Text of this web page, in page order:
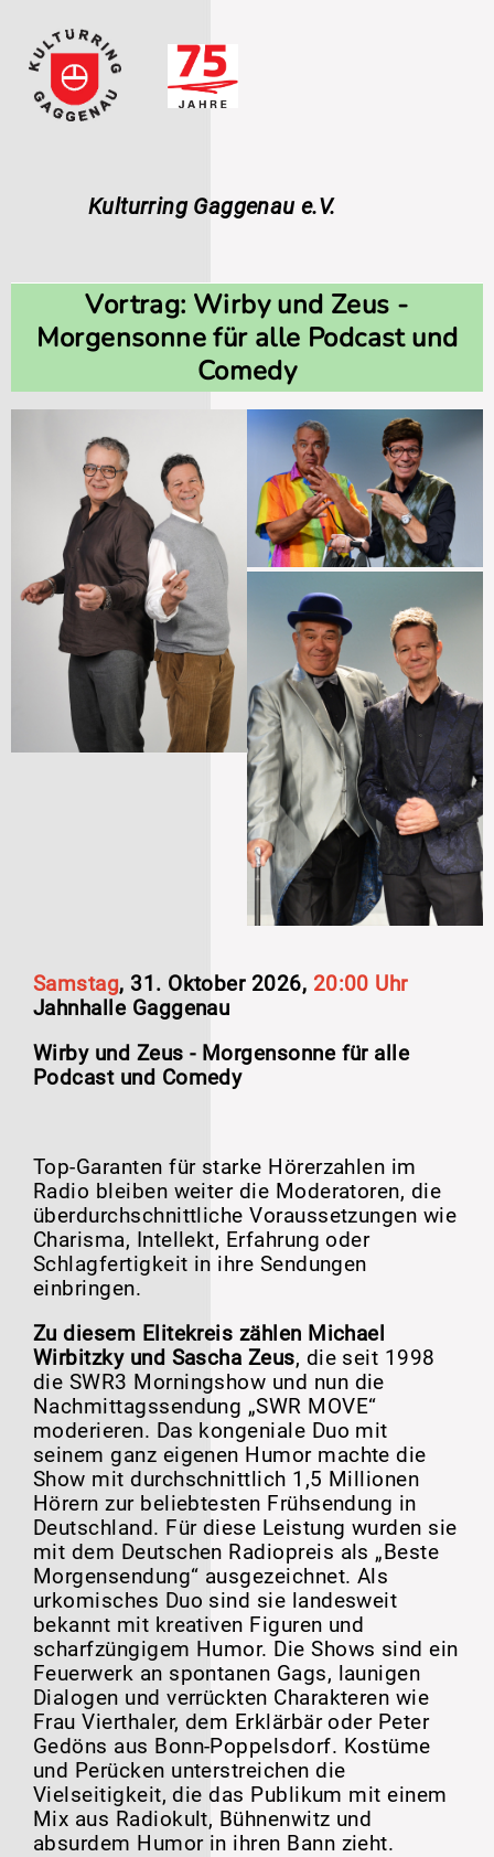
Kulturring Gaggenau e.V.
Vortrag: Wirby und Zeus -
Morgensonne für alle Podcast und
Comedy
Samstag, 31. Oktober 2026, 20:00 Uhr
Jahnhalle Gaggenau
Wirby und Zeus - Morgensonne für alle
Podcast und Comedy
Top-Garanten für starke Hörerzahlen im
Radio bleiben weiter die Moderatoren, die
überdurchschnittliche Voraussetzungen wie
Charisma, Intellekt, Erfahrung oder
Schlagfertigkeit in ihre Sendungen
einbringen.
Zu diesem Elitekreis zählen Michael
Wirbitzky und Sascha Zeus, die seit 1998
die SWR3 Morningshow und nun die
Nachmittagssendung „SWR MOVE“
moderieren. Das kongeniale Duo mit
seinem ganz eigenen Humor machte die
Show mit durchschnittlich 1,5 Millionen
Hörern zur beliebtesten Frühsendung in
Deutschland. Für diese Leistung wurden sie
mit dem Deutschen Radiopreis als „Beste
Morgensendung“ ausgezeichnet. Als
urkomisches Duo sind sie landesweit
bekannt mit kreativen Figuren und
scharfzüngigem Humor. Die Shows sind ein
Feuerwerk an spontanen Gags, launigen
Dialogen und verrückten Charakteren wie
Frau Vierthaler, dem Erklärbär oder Peter
Gedöns aus Bonn-Poppelsdorf. Kostüme
und Perücken unterstreichen die
Vielseitigkeit, die das Publikum mit einem
Mix aus Radiokult, Bühnenwitz und
absurdem Humor in ihren Bann zieht.